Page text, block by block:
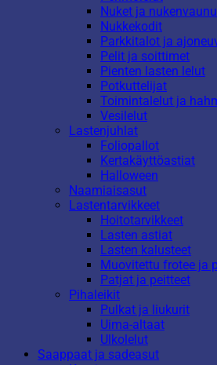
Nuket ja
Nukkekodit
Parkkitalot ja
Pelit ja soittimet
Pienten lasten lelut
Potkuttelijat
Toimintalelut ja
Vesilelut
Lastenjuhlat
Foliopallot
Kertakäyttöastiat
Halloween
Naamiaisasut
Lastentarvikkeet
Hoitotarvikkeet
Lasten astiat
Lasten kalusteet
Muovitettu frotee ja
Patjat ja peitteet
Pihaleikit
Pulkat ja liukurit
Uima-altaat
Ulkolelut
Saappaat ja sadeasut